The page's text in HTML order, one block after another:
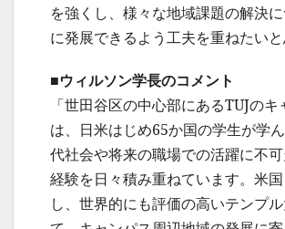
を強くし、様々な地域課題の解決
に発展できるよう工夫を重ねたいと
■ウィルソン学長のコメント
「世田谷区の中心部にあるTUJの
は、日米はじめ65か国の学生が学
代社会や将来の職場での活躍に不
経験を日々積み重ねています。米
し、世界的にも評価の高いテンプ